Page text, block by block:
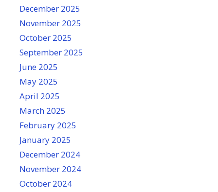
December 2025
November 2025
October 2025
September 2025
June 2025
May 2025
April 2025
March 2025
February 2025
January 2025
December 2024
November 2024
October 2024